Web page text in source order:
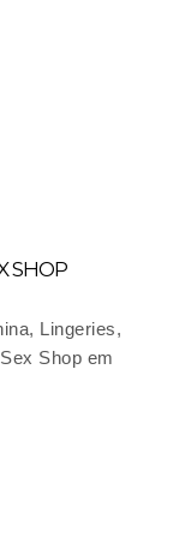
SHOP
Lingeries,
Shop em